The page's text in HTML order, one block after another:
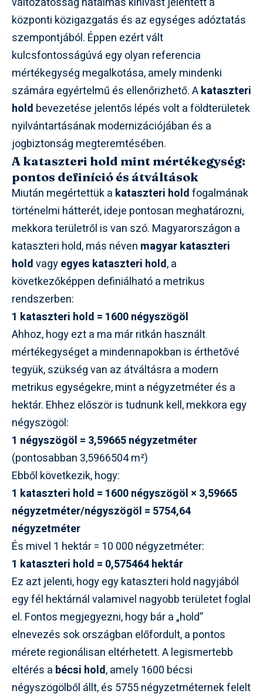
központi közigazgatás és az egységes adóztatás
szempontjából. Éppen ezért vált
kulcsfontosságúvá egy olyan referencia
mértékegység megalkotása, amely mindenki
számára egyértelmű és ellenőrizhető. Akataszteri
hold bevezetése jelentős lépés volt a földterületek
nyilvántartásának modernizációjában és a
jogbiztonság megteremtésében.
A kataszteri hold mint mértékegység:
pontos definíció és átváltások
Miután megértettük a kataszteri holdfogalmának
történelmi hátterét, ideje pontosan meghatározni,
mekkora területről is van szó. Magyarországon a
kataszteri hold, más néven magyar kataszteri
holdvagyegyes kataszteri hold, a
következőképpen definiálható a metrikus
rendszerben:
1 kataszteri hold = 1600 négyszögöl
Ahhoz, hogy ezt a ma már ritkán használt
mértékegységet a mindennapokban is érthetővé
tegyük, szükség van az átváltásra a modern
metrikus egységekre, mint a négyzetméter és a
hektár. Ehhez először is tudnunk kell, mekkora egy
négyszögöl:
1 négyszögöl = 3,59665 négyzetméter
(pontosabban 3,5966504 m²)
Ebből következik, hogy:
1 kataszteri hold = 1600 négyszögöl × 3,59665
négyzetméter/négyszögöl = 5754,64
négyzetméter
És mivel 1 hektár = 10 000 négyzetméter:
1 kataszteri hold = 0,575464 hektár
Ez azt jelenti, hogy egy kataszteri hold nagyjából
egy fél hektárnál valamivel nagyobb területet foglal
el. Fontos megjegyezni, hogy bár a „hold”
elnevezés sok országban előfordult, a pontos
mérete regionálisan eltérhetett. A legismertebb
eltérés a bécsi hold, amely 1600 bécsi
négyszögölből állt, és 5755 négyzetméternek felelt